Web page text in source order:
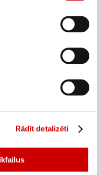
Rādīt detalizēti